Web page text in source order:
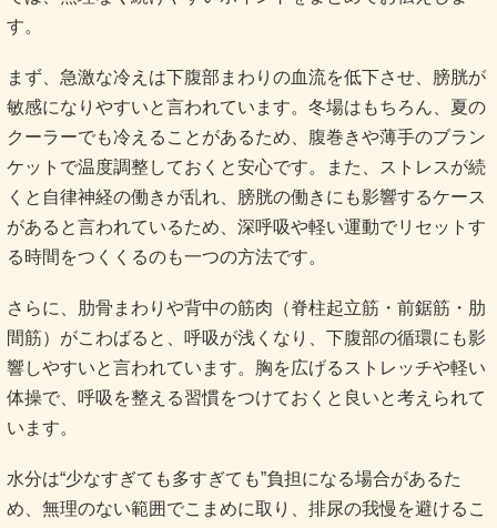
す。
まず、急激な冷えは下腹部まわりの血流を低下させ、膀胱が
敏感になりやすいと言われています。冬場はもちろん、夏の
クーラーでも冷えることがあるため、腹巻きや薄手のブラン
ケットで温度調整しておくと安心です。また、ストレスが続
くと自律神経の働きが乱れ、膀胱の働きにも影響するケース
があると言われているため、深呼吸や軽い運動でリセットす
る時間をつくくるのも一つの方法です。
さらに、肋骨まわりや背中の筋肉（脊柱起立筋・前鋸筋・肋
間筋）がこわばると、呼吸が浅くなり、下腹部の循環にも影
響しやすいと言われています。胸を広げるストレッチや軽い
体操で、呼吸を整える習慣をつけておくと良いと考えられて
います。
水分は“少なすぎても多すぎても”負担になる場合があるた
め、無理のない範囲でこまめに取り、排尿の我慢を避けるこ